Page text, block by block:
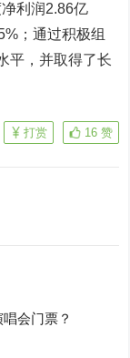
利润2.86亿
；通过积极组
平，并取得了长
16 赞
打赏
会门票？